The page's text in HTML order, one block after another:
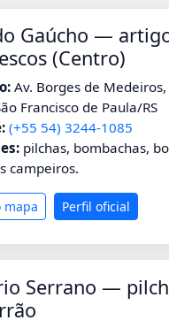
Gaúcho —
(Centro)
Av. Borges de
Francisco de Paula/RS
(+55 54) 3244-1085
pilchas, bombachas,
campeiros.
mapa Perfil oficial
Serrano —